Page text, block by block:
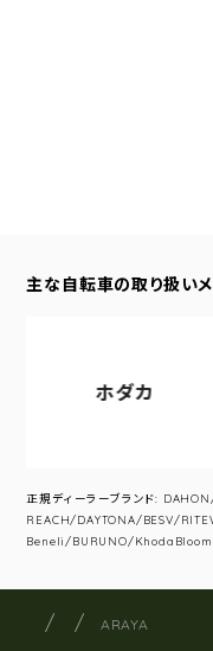
主な自転車の取り扱い
ホダカ
正規ディーラーブランド:
REACH/DAYTONA/BESV/
Beneli/BURUNO/
サイト内の現
サイクルショップナカゴヤ
ARAYA